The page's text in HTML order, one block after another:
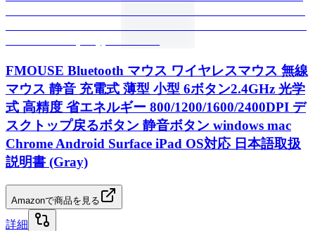
FMOUSE Bluetooth マウス ワイヤレスマウス 無線
マウス 静音 充電式 薄型 小型 6ボタン2.4GHz 光学
式 高精度 省エネルギー 800/1200/1600/2400DPI デ
スクトップ戻るボタン 静音ボタン windows mac
Chrome Android Surface iPad OS対応 日本語取扱
説明書 (Gray)
Amazonで商品を見る
詳細